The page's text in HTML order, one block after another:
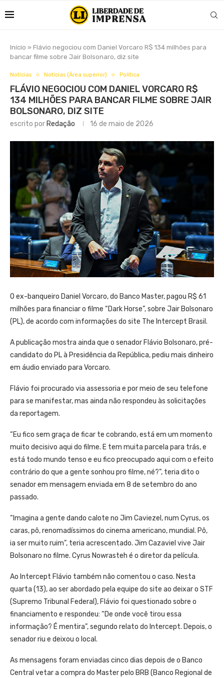
Início » Flávio negociou com Daniel Vorcaro R$ 134 milhões para
bancar filme sobre Jair Bolsonaro, diz site
Notícias Notícias (Área superior) Política
FLÁVIO NEGOCIOU COM DANIEL VORCARO R$
134 MILHÕES PARA BANCAR FILME SOBRE JAIR
BOLSONARO, DIZ SITE
escrito por Redação 16 de maio de 2026
O ex-banqueiro Daniel Vorcaro, do Banco Master, pagou R$ 61
milhões para financiar o filme “Dark Horse”, sobre Jair Bolsonaro
(PL), de acordo com informações do site The Intercept Brasil.
A publicação mostra ainda que o senador Flávio Bolsonaro, pré-
candidato do PL à Presidência da República, pediu mais dinheiro
em áudio enviado para Vorcaro.
Flávio foi procurado via assessoria e por meio de seu telefone
para se manifestar, mas ainda não respondeu às solicitações
da reportagem.
“Eu fico sem graça de ficar te cobrando, está em um momento
muito decisivo aqui do filme. E tem muita parcela para trás, e
está todo mundo tenso e eu fico preocupado aqui com o efeito
contrário do que a gente sonhou pro filme, né?”, teria dito o
senador em mensagem enviada em 8 de setembro do ano
passado.
“Imagina a gente dando calote no Jim Caviezel, num Cyrus, os
caras, pô, renomadíssimos do cinema americano, mundial. Pô,
ia ser muito ruim”, teria acrescentado. Jim Cazaviel vive Jair
Bolsonaro no filme. Cyrus Nowrasteh é o diretor da película.
Ao Intercept Flávio também não comentou o caso. Nesta
quarta (13), ao ser abordado pela equipe do site ao deixar o STF
(Supremo Tribunal Federal), Flávio foi questionado sobre o
financiamento e respondeu: “De onde você tirou essa
informação? É mentira”, segundo relato do Intercept. Depois, o
senador riu e deixou o local.
As mensagens foram enviadas cinco dias depois de o Banco
Central vetar a compra do Master pelo BRB (Banco Regional de